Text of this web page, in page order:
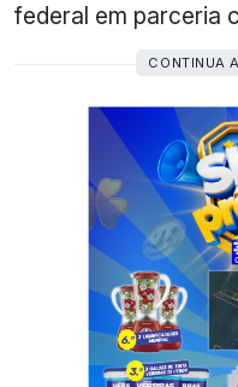
federal em parceria
CONTINUA